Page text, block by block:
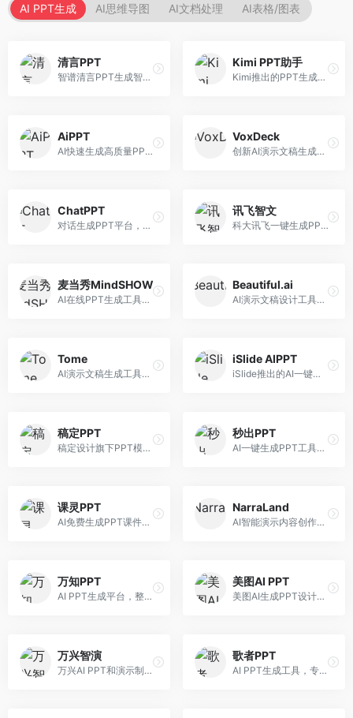
AI PPT生成 AI思维导图 AI文档处理 AI表格/图表
清言PPT
智谱清言PPT生成智能体，基于GLM大模型。面向智谱用户，支持对话生成PPT、内容优化等服务，与智谱生态深度整合。
Kimi PPT助手
Kimi推出的PPT生成智能体，整合长文本处理能力。面向职场人士和学生，支持文档解析、PPT生成、内容优化等服务，与Kimi生态深度整合。
AiPPT
AI快速生成高质量PPT平台，支持主题定制。面向职场人士和学生，提供一键生成、模板选择、内容优化等服务，PPT制作速度快，设计质量高。
VoxDeck
创新AI演示文稿生成工具，支持语音交互创作。面向职场人士，支持语音输入、PPT生成、内容优化等功能，语音创作体验便捷。
ChatPPT
对话生成PPT平台，支持自然语言交互创作。面向职场人士和教育工作者，通过对话方式完成PPT制作，交互体验友好，创作过程直观。
讯飞智文
科大讯飞一键生成PPT和Word工具，整合语音技术。面向职场人士，支持语音输入、文档生成、格式调整等功能，办公效率显著提升。
麦当秀MindSHOW
AI在线PPT生成工具，支持思维导图转PPT。面向职场人士，提供思维导图导入、PPT生成、模板选择等服务，思维导图转PPT效率高。
Beautiful.ai
AI演示文稿设计工具，专注于自动化设计排版。面向职场人士，提供智能排版、模板选择、设计优化等服务，设计美观度高。
Tome
AI演示文稿生成工具，专注于故事化演示创作。面向创业者和营销人员，提供故事叙述、视觉设计、内容生成等服务，演示文稿叙事性强。
iSlide AIPPT
iSlide推出的AI一键设计精美PPT工具。面向PPT设计用户，提供模板库、内容生成、设计优化等服务，与iSlide插件深度整合。
稿定PPT
稿定设计旗下PPT模板资源库，整合AI生成功能。面向设计师和职场人士，提供海量PPT模板、AI内容生成等服务，模板质量高。
秒出PPT
AI一键生成PPT工具，专注于快速演示文稿制作。面向职场人士，支持主题输入、内容生成、模板套用等功能，PPT生成速度快，适合紧急制作场景。
课灵PPT
AI免费生成PPT课件平台，专注于教育场景。面向教师和教育工作者，提供课件生成、教学设计、模板选择等服务，教育适配性强。
NarraLand
AI智能演示内容创作平台，专注于叙事演示。面向内容创作者，提供故事创作、演示生成、动画设计等服务，演示内容生动有趣。
万知PPT
AI PPT生成平台，整合知识库与创作功能。面向职场人士，支持内容检索、PPT生成、设计优化等服务，知识整合能力强。
美图AI PPT
美图AI生成PPT设计工具，整合图像处理能力。面向设计师和职场人士，提供PPT生成、图片美化、设计优化等服务，视觉设计美观。
万兴智演
万兴AI PPT和演示制作软件，整合视频演示功能。面向职场人士和教育工作者，提供PPT生成、演示录制、视频制作等服务，演示功能完善。
歌者PPT
AI PPT生成工具，专注于演示文稿智能创作。面向职场人士，支持主题输入、内容生成、设计美化等功能，PPT制作效率高。